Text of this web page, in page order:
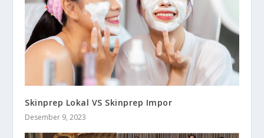
Skinprep Lokal VS Skinprep Impor
Desember 9, 2023